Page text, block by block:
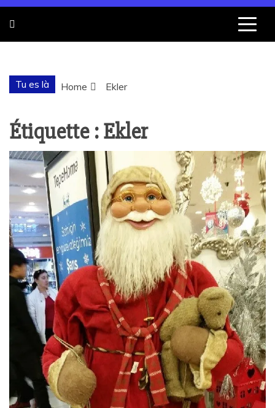
Tu es là Home Ekler
Étiquette :Ekler